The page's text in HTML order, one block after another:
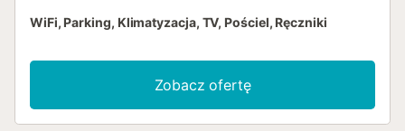
WiFi, Parking, Klimatyzacja, TV, Pościel, Ręczniki
Zobacz ofertę